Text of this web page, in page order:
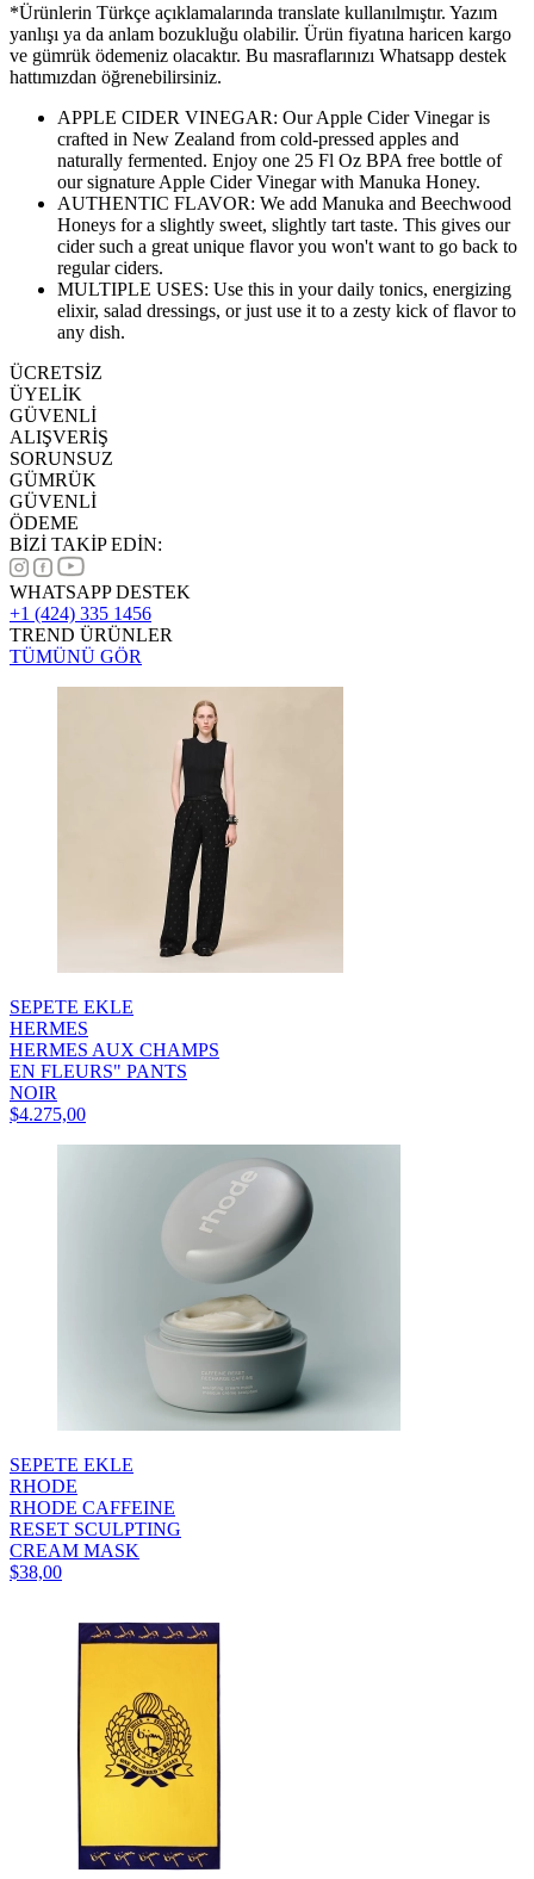
*Ürünlerin Türkçe açıklamalarında translate kullanılmıştır. Yazım
yanlışı ya da anlam bozukluğu olabilir. Ürün fiyatına haricen kargo
ve gümrük ödemeniz olacaktır. Bu masraflarınızı Whatsapp destek
hattımızdan öğrenebilirsiniz.
APPLE CIDER VINEGAR: Our Apple Cider Vinegar is
crafted in New Zealand from cold-pressed apples and
naturally fermented. Enjoy one 25 Fl Oz BPA free bottle of
our signature Apple Cider Vinegar with Manuka Honey.
AUTHENTIC FLAVOR: We add Manuka and Beechwood
Honeys for a slightly sweet, slightly tart taste. This gives our
cider such a great unique flavor you won't want to go back to
regular ciders.
MULTIPLE USES: Use this in your daily tonics, energizing
elixir, salad dressings, or just use it to a zesty kick of flavor to
any dish.
ÜCRETSİZ
ÜYELİK
GÜVENLİ
ALIŞVERİŞ
SORUNSUZ
GÜMRÜK
GÜVENLİ
ÖDEME
BİZİ TAKİP EDİN:
WHATSAPP DESTEK
+1 (424) 335 1456
TREND ÜRÜNLER
TÜMÜNÜ GÖR
SEPETE EKLE
HERMES
HERMES AUX CHAMPS
EN FLEURS" PANTS
NOIR
$4.275,00
SEPETE EKLE
RHODE
RHODE CAFFEINE
RESET SCULPTING
CREAM MASK
$38,00